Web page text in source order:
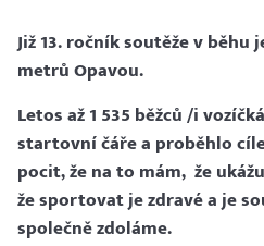
Již 13. ročník soutěže v běhu
metrů Opavou.
Letos až 1 535 běžců /i
startovní čáře a proběhlo
pocit, že na to mám, že
že sportovat je zdravé a je
společně zdoláme.